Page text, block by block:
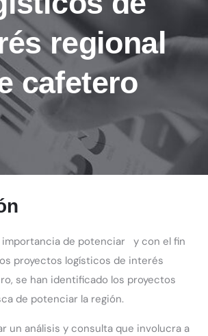
regional
cafetero
importancia de potenciar y con el fin
proyectos logísticos de interés
se han identificado los proyectos
de potenciar la región.
un análisis y consulta que involucra a